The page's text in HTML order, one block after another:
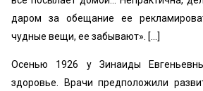
даром за обещание ее
чудные вещи, ее забывают». [...]
Осенью 1926 у Зинаиды
здоровье. Врачи предположили